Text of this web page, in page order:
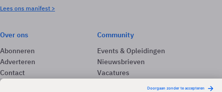
Lees ons manifest >
Over ons
Abonneren
Adverteren
Contact
Colofon
Community
Events & Opleidingen
Nieuwsbrieven
Vacatures